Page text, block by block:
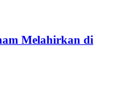
Melahirkan di